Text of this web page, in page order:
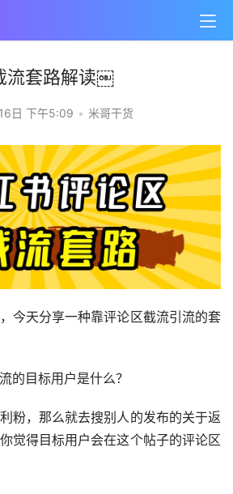
流套路解读￼
日 下午5:09 • 米哥干货
今天分享一种靠评论区截流引流的套
的目标用户是什么？
粉，那么就去搜别人的发布的关于返
觉得目标用户会在这个帖子的评论区